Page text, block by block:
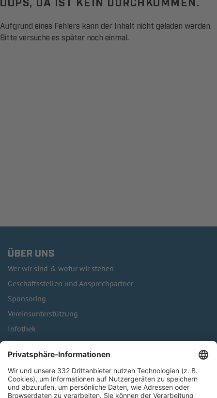
Aufgrund eines Fehlers kann der Inhalt nicht geladen werden.
Bitte versuche es später noch einmal.
ÜBER UNS
Wer wir sind & wofür wir stehen
Geschäftsstellen und Ansprechpartner
Sponsoring
Vereinsunterstützung
Infothek
Kontakt
HÄUFIG BESUCHTE SEITEN
Pässe und Vereinswechsel